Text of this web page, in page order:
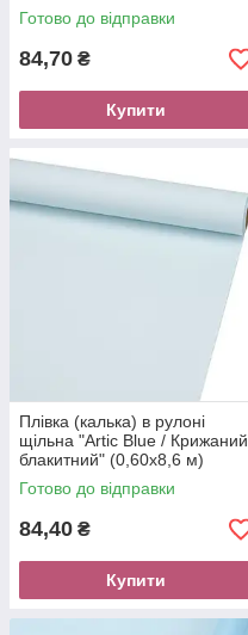
Готово до відправки
84,70 ₴
Купити
Плівка (калька) в рулоні
щільна "Artic Blue / Крижаний
блакитний" (0,60х8,6 м)
Готово до відправки
84,40 ₴
Купити